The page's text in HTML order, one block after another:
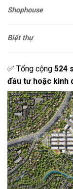
Shophouse
Biệt thự
✅ Tổng cộng 524
đầu tư hoặc kinh